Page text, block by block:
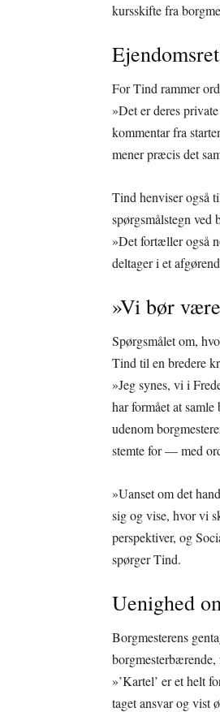
kursskifte fra
For Tind rammer
»Det er deres
kommentar fra
mener præcis det
Tind henviser også
spørgsmålstegn ved
»Det fortæller også
deltager i et
»Vi bør
Spørgsmålet om,
Tind til en bredere
»Jeg synes, vi i
har formået at
udenom
stemte for — med
»Uanset om det
sig og vise, hvor vi
perspektiver, og
spørger Tind.
Uenighed
Borgmesterens
»’Kartel’ er et helt
taget ansvar og vist